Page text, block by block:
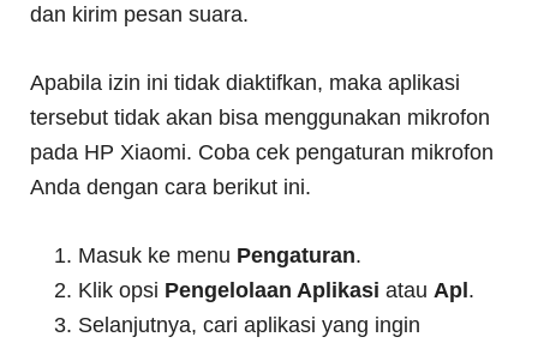
dan kirim pesan suara.
Apabila izin ini tidak diaktifkan, maka aplikasi
tersebut tidak akan bisa menggunakan mikrofon
pada HP Xiaomi. Coba cek pengaturan mikrofon
Anda dengan cara berikut ini.
Masuk ke menu Pengaturan.
Klik opsi Pengelolaan Aplikasi atauApl .
Selanjutnya, cari aplikasi yang ingin